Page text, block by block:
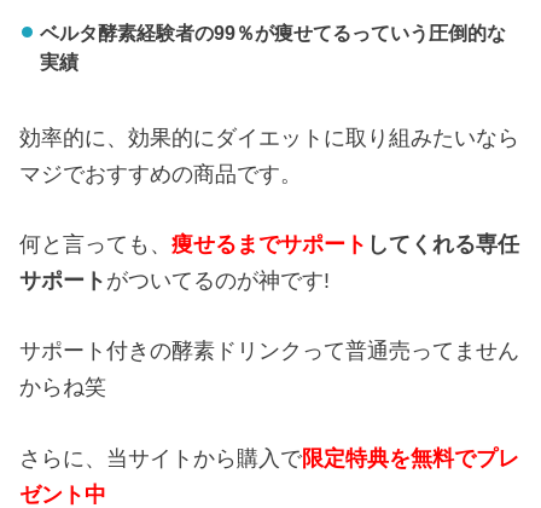
ベルタ酵素経験者の99％が痩せてるっていう圧倒的な
実績
効率的に、効果的にダイエットに取り組みたいなら
マジでおすすめの商品です。
何と言っても、痩せるまでサポート してくれる専任
サポート がついてるのが神です!
サポート付きの酵素ドリンクって普通売ってません
からね笑
さらに、当サイトから購入で限定特典を無料でプレ
ゼント中